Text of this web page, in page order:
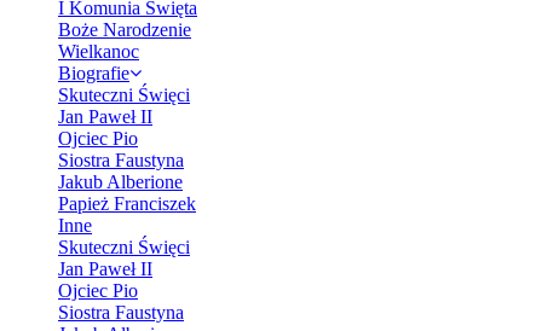
I Komunia Święta
Boże Narodzenie
Wielkanoc
Biografie
Skuteczni Święci
Jan Paweł II
Ojciec Pio
Siostra Faustyna
Jakub Alberione
Papież Franciszek
Inne
Skuteczni Święci
Jan Paweł II
Ojciec Pio
Siostra Faustyna